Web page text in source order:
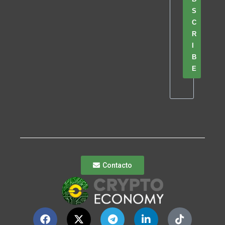
S
C
R
B
E
Contacto